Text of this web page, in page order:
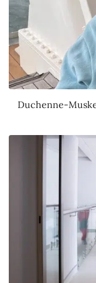
Duchenne-